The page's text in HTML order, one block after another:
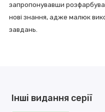
запропонувавши
новi знання, адже малюк
завдань.
Інші видання серії